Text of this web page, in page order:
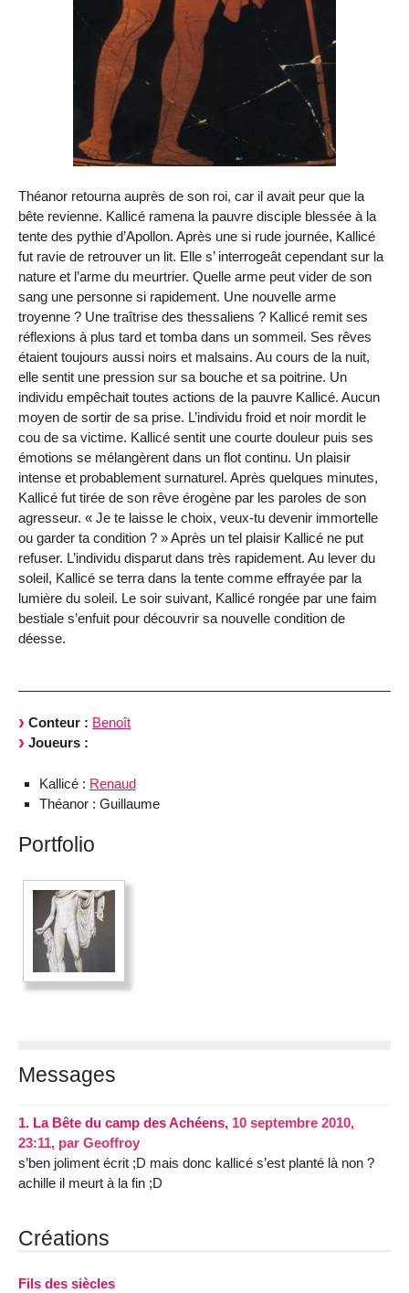
Théanor retourna auprès de son roi, car il avait peur que la
bête revienne. Kallicé ramena la pauvre disciple blessée à la
tente des pythie d’Apollon. Après une si rude journée, Kallicé
fut ravie de retrouver un lit. Elle s’ interrogeât cependant sur la
nature et l’arme du meurtrier. Quelle arme peut vider de son
sang une personne si rapidement. Une nouvelle arme
troyenne ? Une traîtrise des thessaliens ? Kallicé remit ses
réflexions à plus tard et tomba dans un sommeil. Ses rêves
étaient toujours aussi noirs et malsains. Au cours de la nuit,
elle sentit une pression sur sa bouche et sa poitrine. Un
individu empêchait toutes actions de la pauvre Kallicé. Aucun
moyen de sortir de sa prise. L’individu froid et noir mordit le
cou de sa victime. Kallicé sentit une courte douleur puis ses
émotions se mélangèrent dans un flot continu. Un plaisir
intense et probablement surnaturel. Après quelques minutes,
Kallicé fut tirée de son rêve érogène par les paroles de son
agresseur. « Je te laisse le choix, veux-tu devenir immortelle
ou garder ta condition ? » Après un tel plaisir Kallicé ne put
refuser. L’individu disparut dans très rapidement. Au lever du
soleil, Kallicé se terra dans la tente comme effrayée par la
lumière du soleil. Le soir suivant, Kallicé rongée par une faim
bestiale s’enfuit pour découvrir sa nouvelle condition de
déesse.
Conteur : Benoît
Joueurs :
Kallicé : Renaud
Théanor : Guillaume
Portfolio
Messages
1. La Bête du camp des Achéens, 10 septembre 2010,
23:11, par Geoffroy
s’ben joliment écrit ;D mais donc kallicé s’est planté là non ?
achille il meurt à la fin ;D
Créations
Fils des siècles